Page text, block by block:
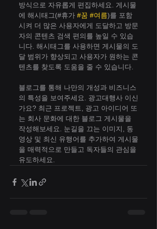
방식으로 자유롭게 편집하세요. 게시물
에 해시태그(#휴가 #꿈 #여름)를 포함
시켜 더 많은 사용자에게 도달하고 방문
자의 콘텐츠 검색 편의를 높일 수 있습
니다. 해시태그를 사용하면 게시물의 도
달 범위가 향상되고 사용자가 원하는 콘
텐츠를 찾도록 도움을 줄 수 있습니다.
블로그를 통해 나만의 개성과 비즈니스
의 특성을 보여주세요. 광고대행사 이신
가요? 최근 프로젝트, 광고 아이디어 또
는 회사 문화에 대한 블로그 게시물을
작성해보세요. 눈길을 끄는 이미지, 동
영상 및 최신 유행어를 추가하여 게시물
을 매력적으로 만들고 독자들의 관심을
유도하세요.